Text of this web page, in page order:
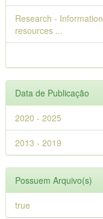
Research - Information
resources ...
Data de Publicação
2020 - 2025
2013 - 2019
Possuem Arquivo(s)
true